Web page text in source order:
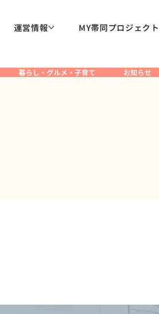
運営情報 MY帯同プロジェクト
暮らし・グルメ・子育て お知らせ